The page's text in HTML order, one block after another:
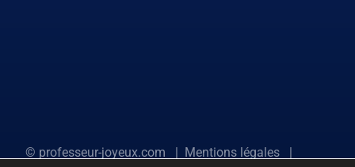
© professeur-joyeux.com Mentions légales